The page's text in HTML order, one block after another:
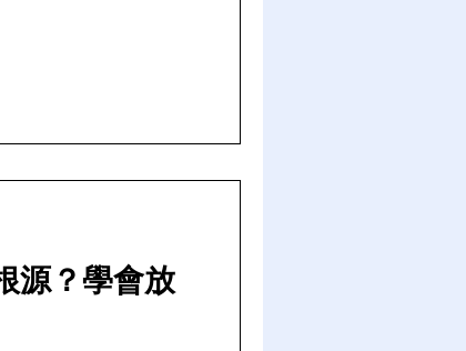
源？學會放